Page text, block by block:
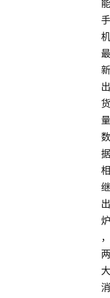
能
手
机
最
新
出
货
量
数
据
相
继
出
炉
，
两
大
消